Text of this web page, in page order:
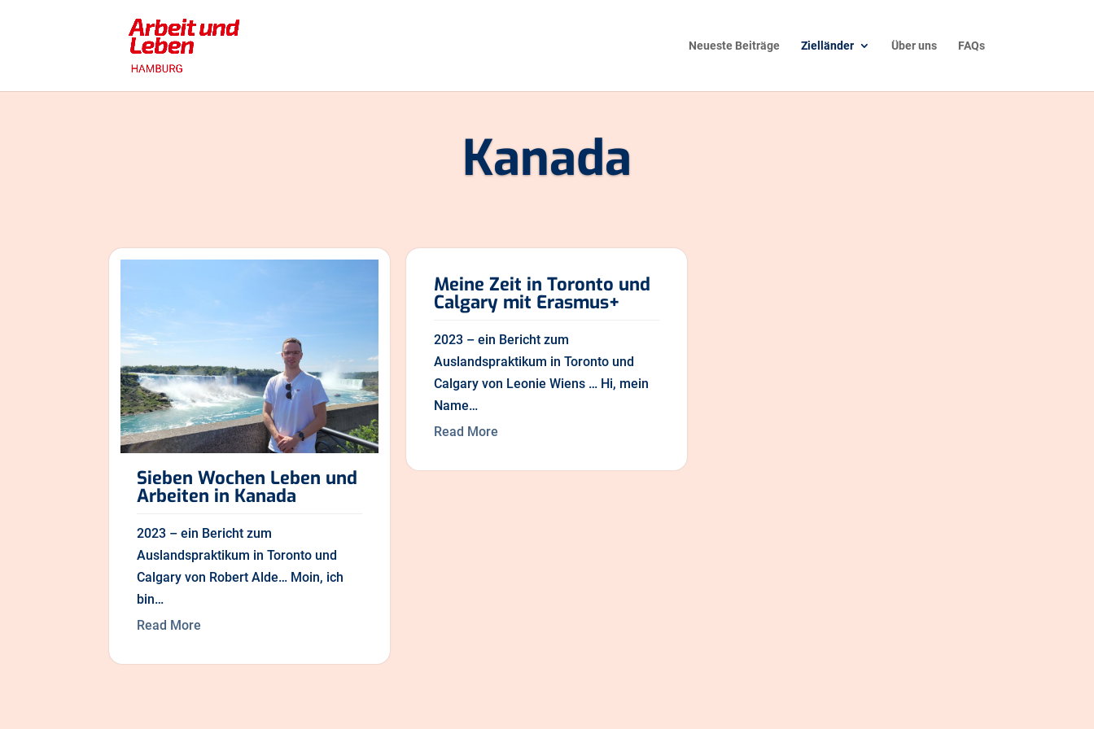
Neueste Beiträge Zielländer Über uns FAQs
Kanada
Sieben Wochen Leben und
Arbeiten in Kanada
2023 – ein Bericht zum
Auslandspraktikum in Toronto und
Calgary von Robert Alde… Moin, ich
bin…
Read More
Meine Zeit in Toronto und
Calgary mit Erasmus+
2023 – ein Bericht zum
Auslandspraktikum in Toronto und
Calgary von Leonie Wiens … Hi, mein
Name…
Read More